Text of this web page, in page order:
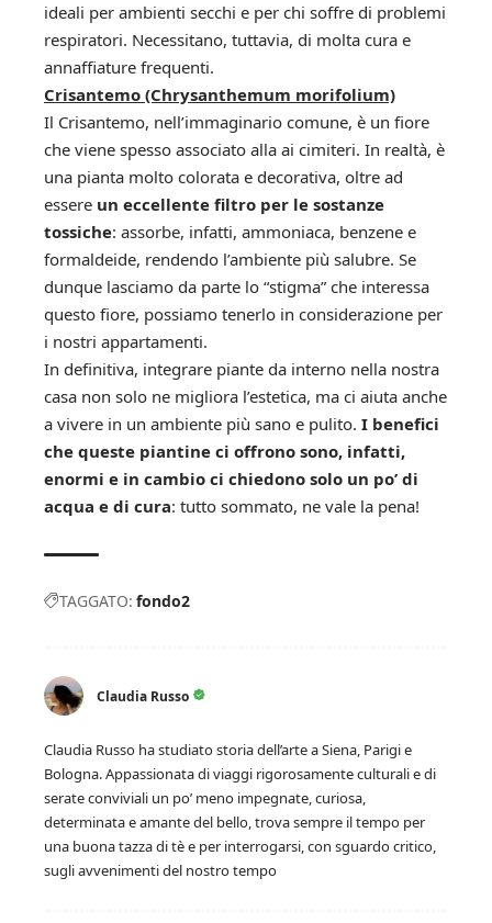
ideali per ambienti secchi e per chi soffre di problemi
respiratori. Necessitano, tuttavia, di molta cura e
annaffiature frequenti.
Crisantemo (Chrysanthemum morifolium)
Il Crisantemo, nell’immaginario comune, è un fiore
che viene spesso associato alla ai cimiteri. In realtà, è
una pianta molto colorata e decorativa, oltre ad
essere un eccellente filtro per le sostanze
tossiche: assorbe, infatti, ammoniaca, benzene e
formaldeide, rendendo l’ambiente più salubre. Se
dunque lasciamo da parte lo “stigma” che interessa
questo fiore, possiamo tenerlo in considerazione per
i nostri appartamenti.
In definitiva, integrare piante da interno nella nostra
casa non solo ne migliora l’estetica, ma ci aiuta anche
a vivere in un ambiente più sano e pulito. I benefici
che queste piantine ci offrono sono, infatti,
enormi e in cambio ci chiedono solo un po’ di
acqua e di cura: tutto sommato, ne vale la pena!
TAGGATO: fondo2
Claudia Russo
Claudia Russo ha studiato storia dell’arte a Siena, Parigi e
Bologna. Appassionata di viaggi rigorosamente culturali e di
serate conviviali un po’ meno impegnate, curiosa,
determinata e amante del bello, trova sempre il tempo per
una buona tazza di tè e per interrogarsi, con sguardo critico,
sugli avvenimenti del nostro tempo